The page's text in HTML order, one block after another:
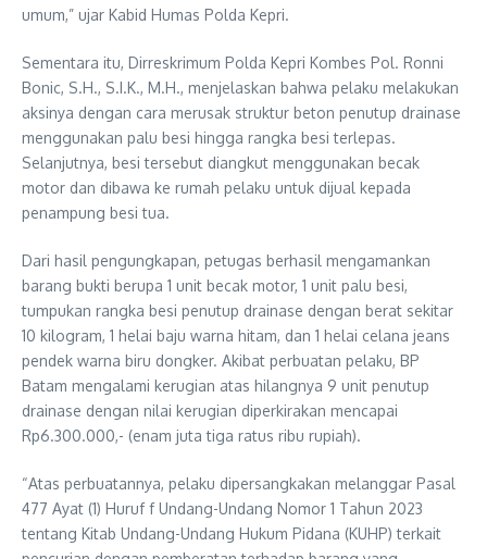
umum,” ujar Kabid Humas Polda Kepri.
Sementara itu, Dirreskrimum Polda Kepri Kombes Pol. Ronni
Bonic, S.H., S.I.K., M.H., menjelaskan bahwa pelaku melakukan
aksinya dengan cara merusak struktur beton penutup drainase
menggunakan palu besi hingga rangka besi terlepas.
Selanjutnya, besi tersebut diangkut menggunakan becak
motor dan dibawa ke rumah pelaku untuk dijual kepada
penampung besi tua.
Dari hasil pengungkapan, petugas berhasil mengamankan
barang bukti berupa 1 unit becak motor, 1 unit palu besi,
tumpukan rangka besi penutup drainase dengan berat sekitar
10 kilogram, 1 helai baju warna hitam, dan 1 helai celana jeans
pendek warna biru dongker. Akibat perbuatan pelaku, BP
Batam mengalami kerugian atas hilangnya 9 unit penutup
drainase dengan nilai kerugian diperkirakan mencapai
Rp6.300.000,- (enam juta tiga ratus ribu rupiah).
“Atas perbuatannya, pelaku dipersangkakan melanggar Pasal
477 Ayat (1) Huruf f Undang-Undang Nomor 1 Tahun 2023
tentang Kitab Undang-Undang Hukum Pidana (KUHP) terkait